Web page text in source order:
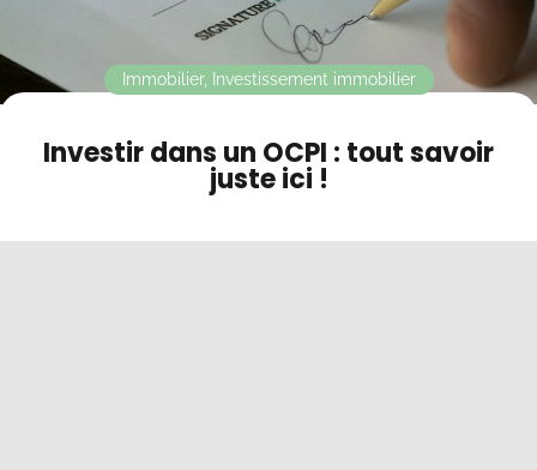
Investir dans un OCPI : tout savoir
juste ici !
Immobilier, Investissement immobilier